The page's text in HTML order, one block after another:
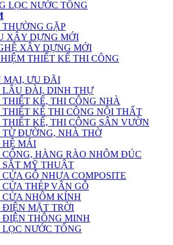
LỌC NƯỚC TỔNG
GẶP
XÂY DỰNG MỚI
XÂY DỰNG MỚI
THIẾT KẾ THI CÔNG
MẠI, ƯU ĐÃI
LÂU ĐÀI, DINH THỰ
KẾ, THI CÔNG NHÀ
KẾ THI CÔNG NỘI THẤT
KẾ, THI CÔNG SÂN VƯỜN
ĐƯỜNG, NHÀ THỜ
HỆ MÁI
HÀNG RÀO NHÔM ĐÚC
SẮT MỸ THUẬT
GỖ NHỰA COMPOSITE
THÉP VÂN GỖ
NHÔM KÍNH
ĐIỆN MẶT TRỜI
THÔNG MINH
NƯỚC TỔNG